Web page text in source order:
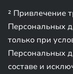
² Привлечение
Персональных
только при
Персональных
составе и